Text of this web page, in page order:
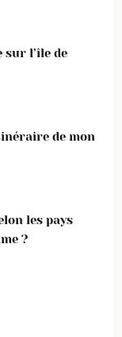
sur l’île de
de mon
les pays
?